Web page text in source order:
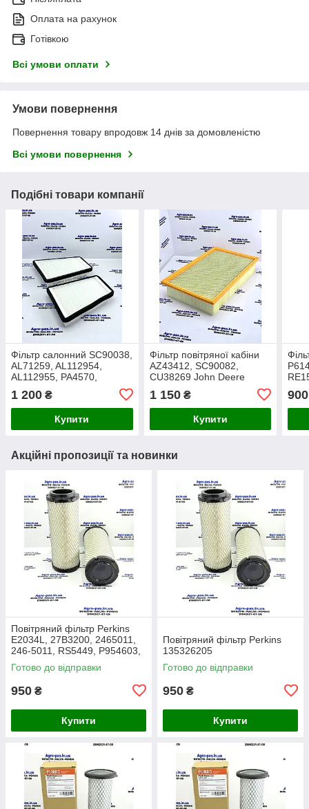
Оплата на рахунок
Готівкою
Всі умови оплати
Умови повернення
Повернення товару впродовж 14 днів за домовленістю
Всі умови повернення
Подібні товари компанії
Фільтр салонний SC90038,
AL71259, AL112954,
AL112955, PA4570,
APG1010 KIT
1 200 ₴
Купити
Фільтр повітряної кабіни
AZ43412, SC90082,
CU38269 John Deere
1 150₴
Купити
900
Акційні пропозиції та новинки
Повітряний фільтр Perkins
E2034L, 27B3200, 2465011,
246-5011, RS5449, P954603,
AF26659, 49205, SA16350,
915-851, 20000-13715
Готово до відправки
950 ₴
Купити
Повітряний фільтр Perkins
135326205
Готово до відправки
950 ₴
Купити